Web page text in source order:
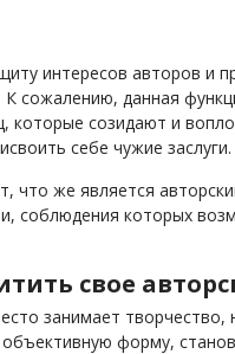
интересов авторов и
сожалению, данная
которые созидают и
себе чужие заслуги.
что же является
соблюдения которых
свое
занимает творчество,
форму,